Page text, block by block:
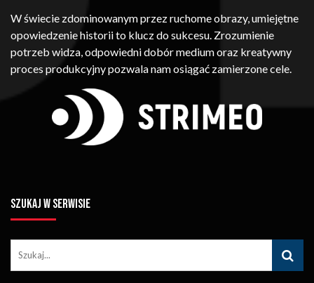
W świecie zdominowanym przez ruchome obrazy, umiejętne
opowiedzenie historii to klucz do sukcesu. Zrozumienie
potrzeb widza, odpowiedni dobór medium oraz kreatywny
proces produkcyjny pozwala nam osiągać zamierzone cele.
SZUKAJ W SERWISIE